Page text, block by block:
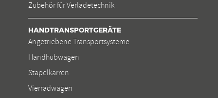
Zubehör für Verladetechnik
HANDTRANSPORTGERÄTE
Angetriebene Transportsysteme
Handhubwagen
Stapelkarren
Vierradwagen